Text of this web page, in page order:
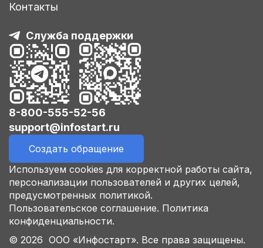
Контакты
Служба поддержки
8-800-555-52-56
support@infostart.ru
Создать обращение
Используем cookies для корректной работы сайта,
персонализации пользователей и других целей,
предусмотренных политикой.
Пользовательское соглашение. Политика
конфиденциальности.
© 2026 ООО «Инфостарт». Все права защищены.